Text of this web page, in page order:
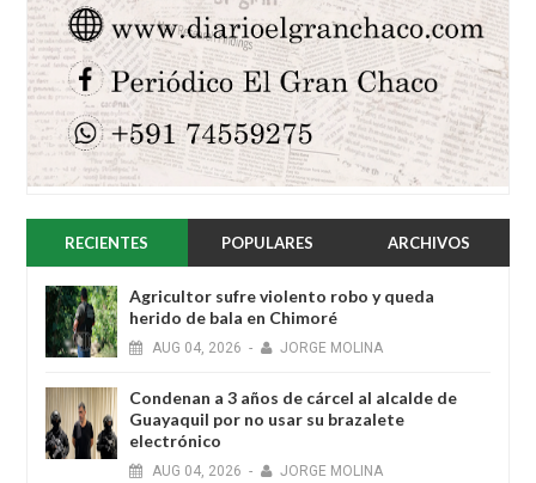
RECIENTES POPULARES ARCHIVOS
Agricultor sufre violento robo y queda
herido de bala en Chimoré
AUG 04, 2026 - JORGE MOLINA
Condenan a 3 años de cárcel al alcalde de
Guayaquil por no usar su brazalete
electrónico
AUG 04, 2026 - JORGE MOLINA